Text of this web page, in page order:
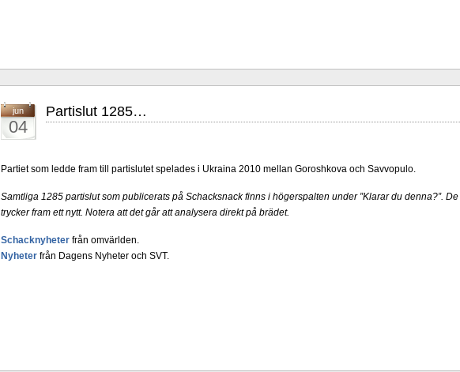
jun
04
Partislut 1285…
Partiet som ledde fram till partislutet spelades i Ukraina 2010 mellan Goroshkova och Savvopulo.
Samtliga 1285 partislut som publicerats på Schacksnack finns i högerspalten under ”Klarar du denna?”.
trycker fram ett nytt. Notera att det går att analysera direkt på brädet.
Schacknyheterfrån omvärlden.
Nyheterfrån Dagens Nyheter och SVT.